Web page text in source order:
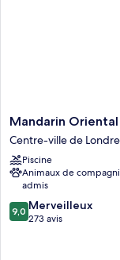
Mandarin
Oriental
Hyde
Park,
London
Centre-
ville
de
Mandarin Oriental
Centre-ville de
Piscine
Animaux de
admis
9.0
sur
9,0 Merveilleux
273 avis